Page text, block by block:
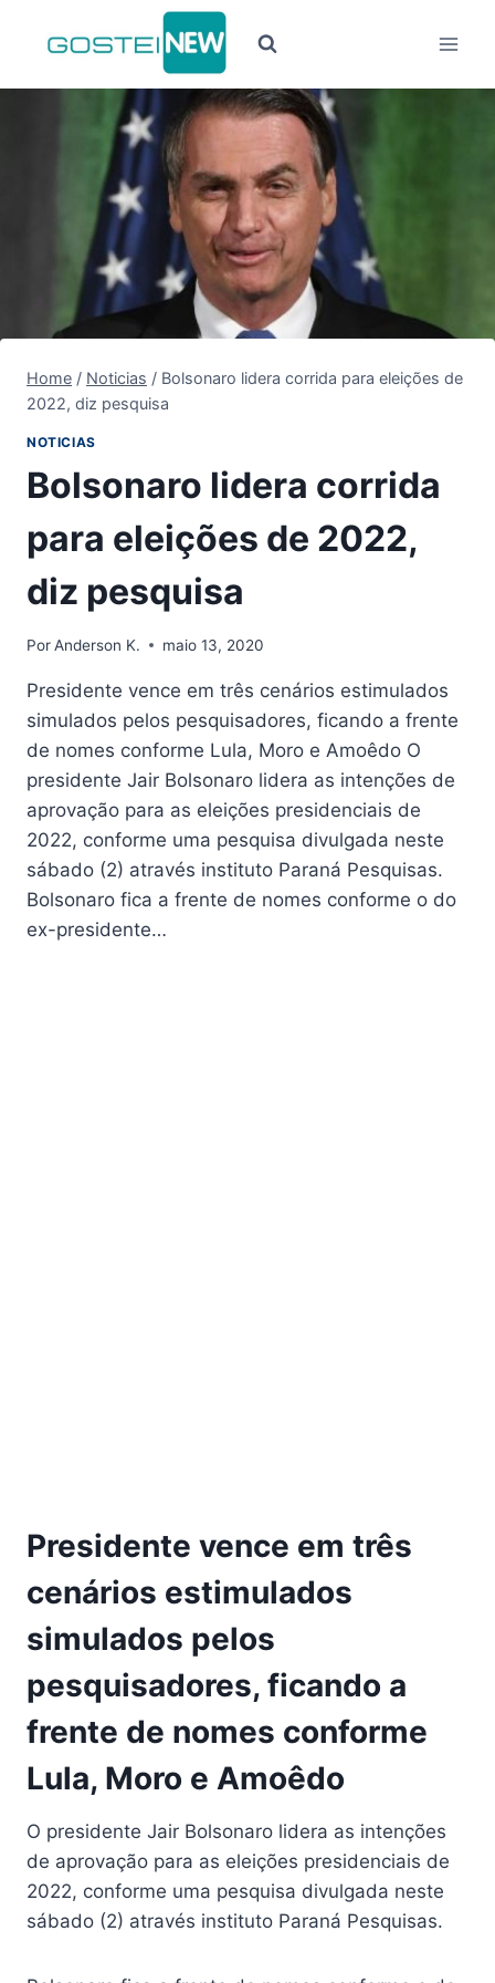
Home / Noticias / Bolsonaro lidera corrida para eleições de
2022, diz pesquisa
NOTICIAS
Bolsonaro lidera corrida
para eleições de 2022,
diz pesquisa
PorAnderson K. maio 13, 2020
Presidente vence em três cenários estimulados
simulados pelos pesquisadores, ficando a frente
de nomes conforme Lula, Moro e Amoêdo O
presidente Jair Bolsonaro lidera as intenções de
aprovação para as eleições presidenciais de
2022, conforme uma pesquisa divulgada neste
sábado (2) através instituto Paraná Pesquisas.
Bolsonaro fica a frente de nomes conforme o do
ex-presidente…
Presidente vence em três
cenários estimulados
simulados pelos
pesquisadores, ficando a
frente de nomes conforme
Lula, Moro e Amoêdo
O presidente Jair Bolsonaro lidera as intenções
de aprovação para as eleições presidenciais de
2022, conforme uma pesquisa divulgada neste
sábado (2) através instituto Paraná Pesquisas.